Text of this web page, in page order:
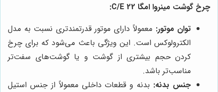
چرخ گوشت مینروا امگا C/E 22:
توان موتور: معمولاً دارای موتور قدرتمندتری نسبت به مدل
الکترولوکس است. این ویژگی باعث می‌شود که برای چرخ
کردن حجم بیشتری از گوشت و یا گوشت‌های سفت‌تر
مناسب‌تر باشد.
جنس بدنه: بدنه و قطعات داخلی معمولاً از جنس استیل